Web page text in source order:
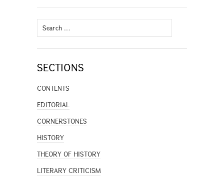
Search
for:
SECTIONS
CONTENTS
EDITORIAL
CORNERSTONES
HISTORY
THEORY OF HISTORY
LITERARY CRITICISM